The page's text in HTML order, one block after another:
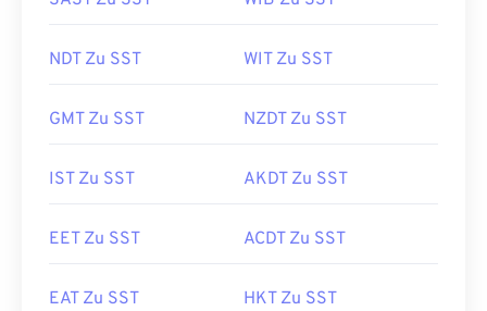
NDT Zu SST WIT Zu SST
GMT Zu SST NZDT Zu SST
IST Zu SST AKDT Zu SST
EET Zu SST ACDT Zu SST
EAT Zu SST HKT Zu SST